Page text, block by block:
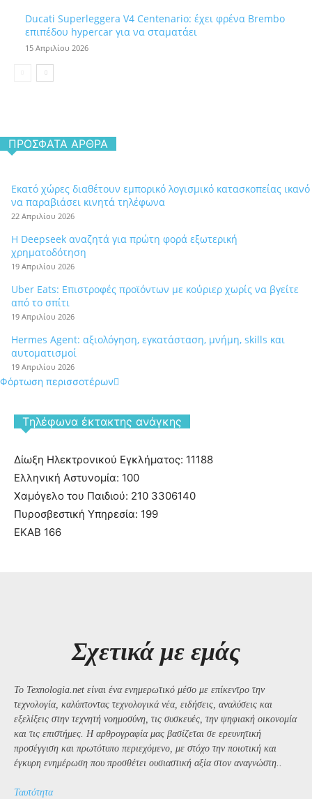
Ducati Superleggera V4 Centenario: έχει φρένα Brembo
επιπέδου hypercar για να σταματάει
15 Απριλίου 2026
ΠΡΌΣΦΑΤΑ ΆΡΘΡΑ
Εκατό χώρες διαθέτουν εμπορικό λογισμικό κατασκοπείας ικανό
να παραβιάσει κινητά τηλέφωνα
22 Απριλίου 2026
Η Deepseek αναζητά για πρώτη φορά εξωτερική
χρηματοδότηση
19 Απριλίου 2026
Uber Eats: Επιστροφές προϊόντων με κούριερ χωρίς να βγείτε
από το σπίτι
19 Απριλίου 2026
Hermes Agent: αξιολόγηση, εγκατάσταση, μνήμη, skills και
αυτοματισμοί
19 Απριλίου 2026
Φόρτωση περισσοτέρων
Tηλέφωνα έκτακτης ανάγκης
Δίωξη Ηλεκτρονικού Εγκλήματος: 11188
Ελληνική Αστυνομία: 100
Χαμόγελο του Παιδιού: 210 3306140
Πυροσβεστική Υπηρεσία: 199
ΕΚΑΒ 166
Σχετικά με εμάς
Το Texnologia.net είναι ένα ενημερωτικό μέσο με επίκεντρο την
τεχνολογία, καλύπτοντας τεχνολογικά νέα, ειδήσεις, αναλύσεις και
εξελίξεις στην τεχνητή νοημοσύνη, τις συσκευές, την ψηφιακή οικονομία
και τις επιστήμες. Η αρθρογραφία μας βασίζεται σε ερευνητική
προσέγγιση και πρωτότυπο περιεχόμενο, με στόχο την ποιοτική και
έγκυρη ενημέρωση που προσθέτει ουσιαστική αξία στον αναγνώστη..
Ταυτότητα